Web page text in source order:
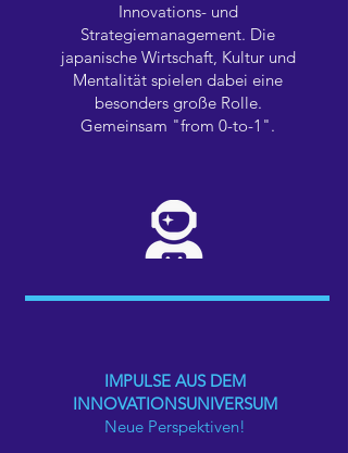
Innovations- und
Strategiemanagement. Die
japanische Wirtschaft, Kultur und
Mentalität spielen dabei eine
besonders große Rolle.
Gemeinsam "from 0-to-1".
IMPULSE AUS DEM
INNOVATIONSUNIVERSUM
Neue Perspektiven!